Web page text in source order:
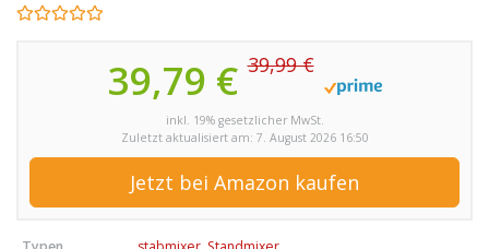
39,79 €39,99 €
inkl. 19% gesetzlicher MwSt.
Zuletzt aktualisiert am: 7. August 2026 16:50
Jetzt bei Amazon kaufen